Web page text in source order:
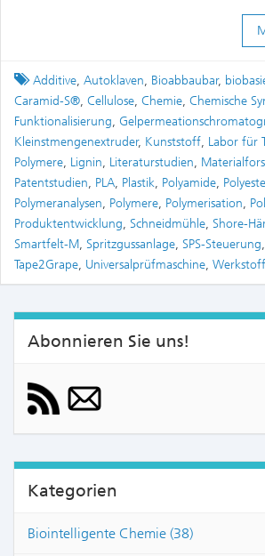
Tagged
Additive, Autoklaven, Bioabbaubar,
Caramid-S®, Cellulose, Chemie, Chemische
Funktionalisierung,
Kleinstmengenextruder, Kunststoff, Labor für
Polymere, Lignin, Literaturstudien,
Patentstudien, PLA, Plastik, Polyamide,
Polymeranalysen, Polymere, Polymerisation,
Produktentwicklung, Schneidmühle, Shore-
Smartfelt-M, Spritzgussanlage, SPS-Steuerung,
Tape2Grape, Universalprüfmaschine,
Abonnieren Sie uns!
Kategorien
Biointelligente Chemie (38)